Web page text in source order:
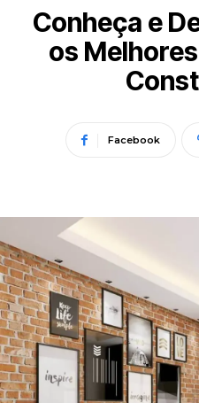
Conheça e
os
Facebook